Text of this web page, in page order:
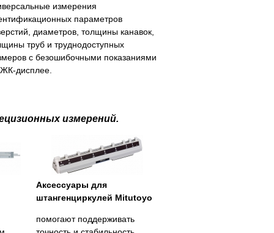
измерения
параметров
диаметров, толщины канавок,
труб и труднодоступных
с безошибочными показаниями
дисплее.
измерений.
Аксессуары для
штангенциркулей Mitutoyo
помогают поддерживать